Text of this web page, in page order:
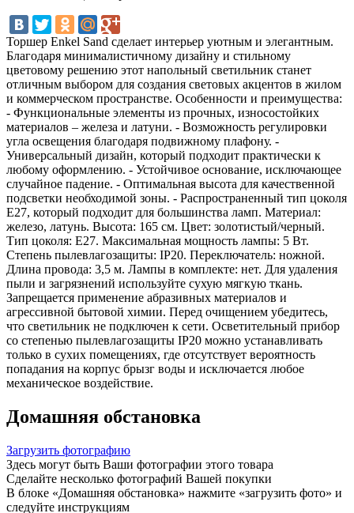
Торшер Enkel Sand сделает интерьер уютным и элегантным.
Благодаря минималистичному дизайну и стильному
цветовому решению этот напольный светильник станет
отличным выбором для создания световых акцентов в жилом
и коммерческом пространстве. Особенности и преимущества:
- Функциональные элементы из прочных, износостойких
материалов – железа и латуни. - Возможность регулировки
угла освещения благодаря подвижному плафону. -
Универсальный дизайн, который подходит практически к
любому оформлению. - Устойчивое основание, исключающее
случайное падение. - Оптимальная высота для качественной
подсветки необходимой зоны. - Распространенный тип цоколя
Е27, который подходит для большинства ламп. Материал:
железо, латунь. Высота: 165 см. Цвет: золотистый/черный.
Тип цоколя: Е27. Максимальная мощность лампы: 5 Вт.
Степень пылевлагозащиты: IP20. Переключатель: ножной.
Длина провода: 3,5 м. Лампы в комплекте: нет. Для удаления
пыли и загрязнений используйте сухую мягкую ткань.
Запрещается применение абразивных материалов и
агрессивной бытовой химии. Перед очищением убедитесь,
что светильник не подключен к сети. Осветительный прибор
со степенью пылевлагозащиты IP20 можно устанавливать
только в сухих помещениях, где отсутствует вероятность
попадания на корпус брызг воды и исключается любое
механическое воздействие.
Домашняя обстановка
Загрузить фотографию
Здесь могут быть Ваши фотографии этого товара
Сделайте несколько фотографий Вашей покупки
В блоке «Домашняя обстановка» нажмите «загрузить фото» и
следуйте инструкциям